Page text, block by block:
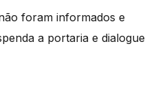
foram informados e
a portaria e dialogue